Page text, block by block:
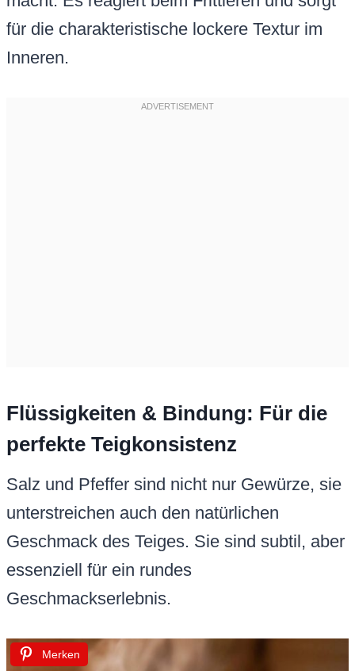
für die charakteristische lockere Textur im
Inneren.
Flüssigkeiten & Bindung: Für die
perfekte Teigkonsistenz
Salz und Pfeffer sind nicht nur Gewürze, sie
unterstreichen auch den natürlichen
Geschmack des Teiges. Sie sind subtil, aber
essenziell für ein rundes
Geschmackserlebnis.
Merken